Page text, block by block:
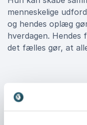
menneskelige
og hendes oplæg
hverdagen. Hendes
det fælles gør, at
Book
næste